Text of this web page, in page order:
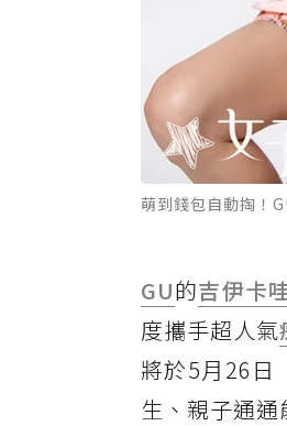
萌到錢包自動掏！
GU的吉伊卡
度攜手超人氣
將於5月26日
生、親子通通